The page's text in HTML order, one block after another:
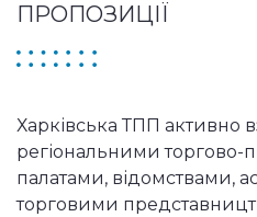
ПРОПОЗИЦІЇ
Харківська ТПП активно
регіональними
палатами, відомствами,
торговими